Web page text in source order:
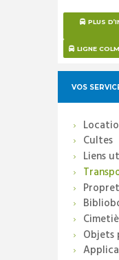
PLUS
LIGNE
VOS
Cultes
Liens
Objets